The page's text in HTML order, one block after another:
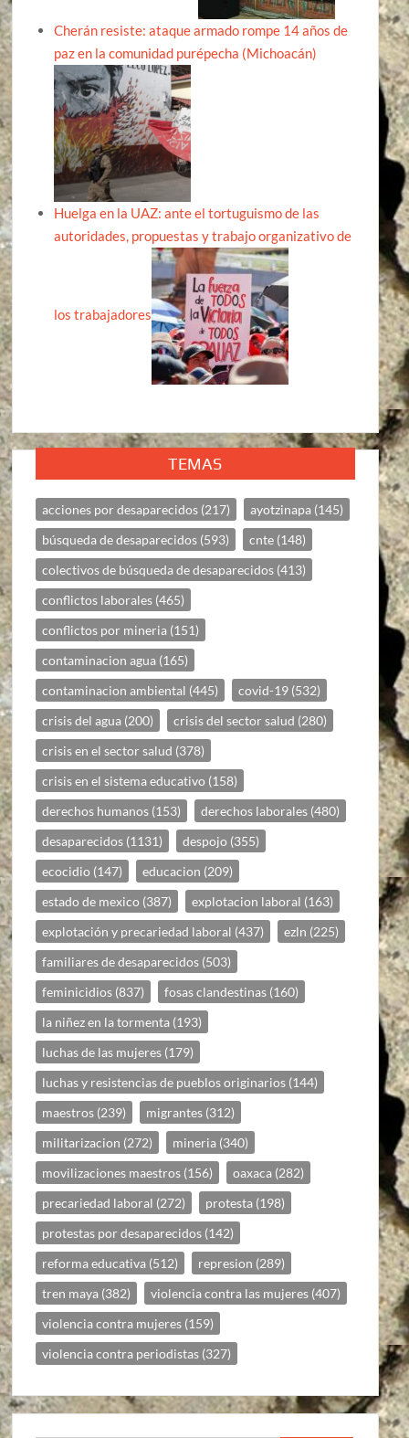
Cherán resiste: ataque armado rompe 14 años de
paz en la comunidad purépecha (Michoacán)
Huelga en la UAZ: ante el tortuguismo de las
autoridades, propuestas y trabajo organizativo de
los trabajadores
TEMAS
acciones por desaparecidos (217) ayotzinapa (145)
búsqueda de desaparecidos (593) cnte (148)
colectivos de búsqueda de desaparecidos (413)
conflictos laborales (465)
conflictos por mineria (151)
contaminacion agua (165)
contaminacion ambiental (445) covid-19 (532)
crisis del agua (200) crisis del sector salud (280)
crisis en el sector salud (378)
crisis en el sistema educativo (158)
derechos humanos (153) derechos laborales (480)
desaparecidos (1131) despojo (355)
ecocidio (147) educacion (209)
estado de mexico (387) explotacion laboral (163)
explotación y precariedad laboral (437) ezln (225)
familiares de desaparecidos (503)
feminicidios (837) fosas clandestinas (160)
la niñez en la tormenta (193)
luchas de las mujeres (179)
luchas y resistencias de pueblos originarios (144)
maestros (239) migrantes (312)
militarizacion (272) mineria (340)
movilizaciones maestros (156) oaxaca (282)
precariedad laboral (272) protesta (198)
protestas por desaparecidos (142)
reforma educativa (512) represion (289)
tren maya (382) violencia contra las mujeres (407)
violencia contra mujeres (159)
violencia contra periodistas (327)